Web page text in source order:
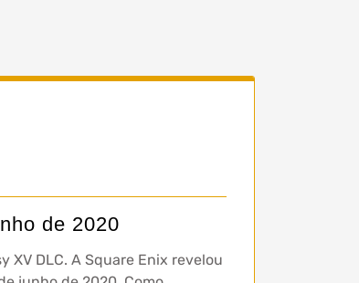
de 2020
XV DLC. A Square Enix revelou